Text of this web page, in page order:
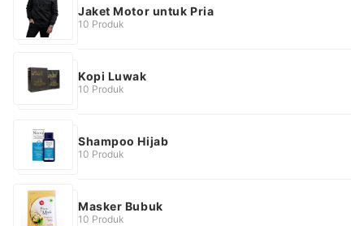
Jaket Motor untuk Pria
10 Produk
Kopi Luwak
10 Produk
Shampoo Hijab
10 Produk
Masker Bubuk
10 Produk